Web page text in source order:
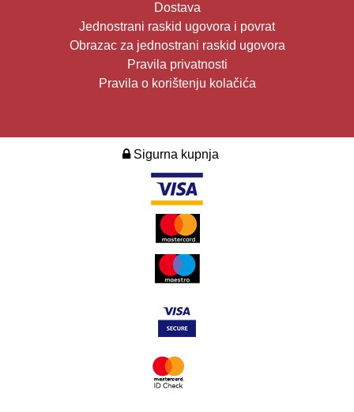
Dostava
Jednostrani raskid ugovora i povrat
Obrazac za jednostrani raskid ugovora
Pravila privatnosti
Pravila o korištenju kolačića
Sigurna kupnja
2026. Design i development: